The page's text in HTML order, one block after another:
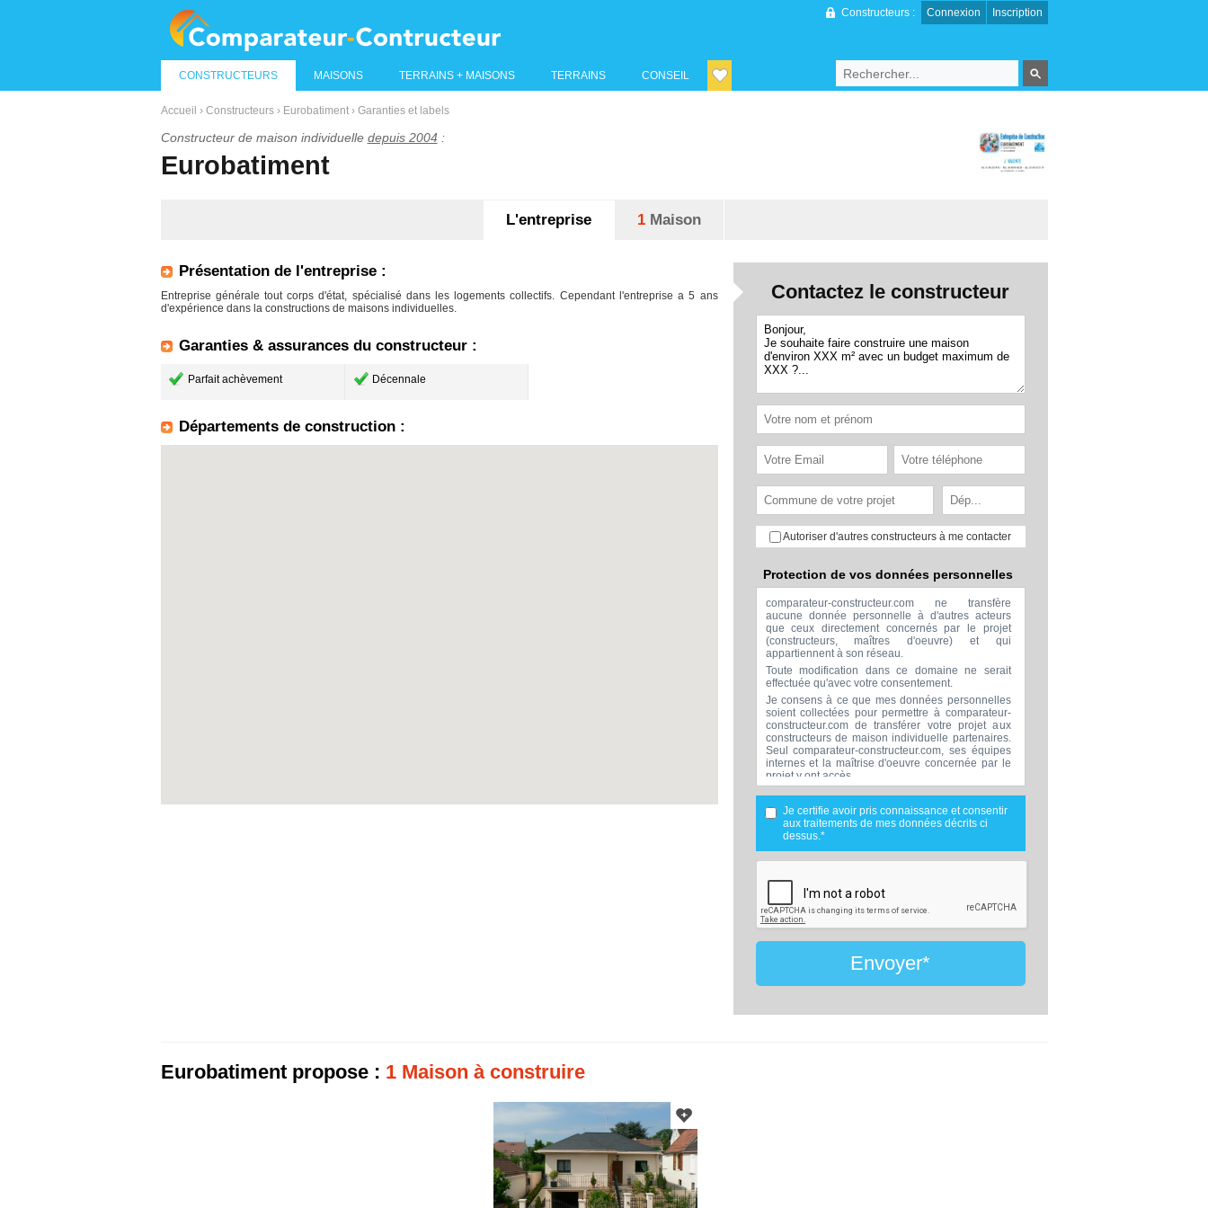
Constructeurs : Connexion Inscription
CONSTRUCTEURS MAISONS TERRAINS + MAISONS TERRAINS CONSEIL
Accueil › Constructeurs› Eurobatiment› Garanties et labels
Constructeur de maison individuelle depuis 2004:
Eurobatiment
L'entreprise 1 Maison
Présentation de l'entreprise :
Entreprise générale tout corps d'état, spécialisé dans les logements collectifs. Cependant l'entreprise a 5 ans
d'expérience dans la constructions de maisons individuelles.
Garanties & assurances du constructeur :
Parfait achèvement Décennale
Départements de construction :
Contactez le constructeur
Autoriser d'autres constructeurs à me contacter
Protection de vos données personnelles
comparateur-constructeur.com ne transfère
aucune donnée personnelle à d'autres acteurs
que ceux directement concernés par le projet
(constructeurs, maîtres d'oeuvre) et qui
appartiennent à son réseau.
Toute modification dans ce domaine ne serait
effectuée qu'avec votre consentement.
Je consens à ce que mes données personnelles
soient collectées pour permettre à comparateur-
constructeur.com de transférer votre projet aux
constructeurs de maison individuelle partenaires.
Seul comparateur-constructeur.com, ses équipes
internes et la maîtrise d'oeuvre concernée par le
projet y ont accès.
Aucune transmission de données à des tiers à
l'exclusion de ceux décrits ci dessus n'est
réalisée.
Mes données téléphoniques seront uniquement
maîtrise d'ouvrage concernée par votre projet
mon projet.
Les données sont conservées pendant une durée
de 18 mois courant à partir des derniers contacts
effectifs entre comparateur-constructeur.com et
vous ou comparateur-constructeur.com et un
ce projet et qui serait en relation avec
comparateur-constructeur sur ce projet.
Je certifie avoir pris connaissance et consentir
aux traitements de mes données décrits ci
dessus.*
Envoyer*
Eurobatiment propose : 1 Maison à construire